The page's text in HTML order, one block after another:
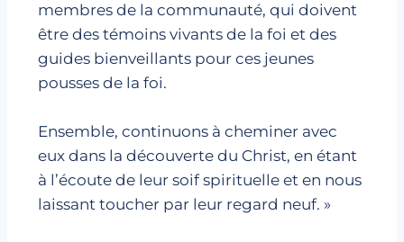
membres de la communauté, qui doivent
être des témoins vivants de la foi et des
guides bienveillants pour ces jeunes
pousses de la foi.
Ensemble, continuons à cheminer avec
eux dans la découverte du Christ, en étant
à l’écoute de leur soif spirituelle et en nous
laissant toucher par leur regard neuf. »